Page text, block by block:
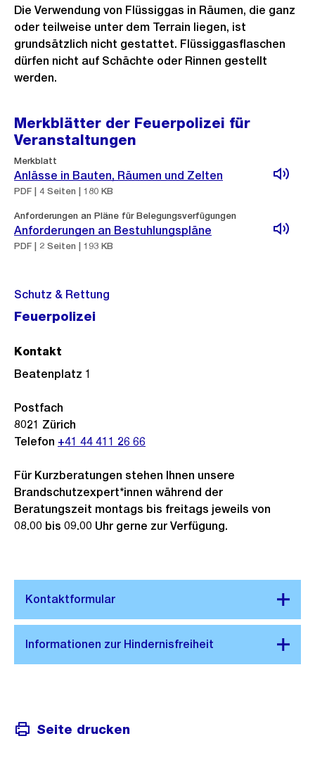
Die Verwendung von Flüssiggas in Räumen, die ganz
oder teilweise unter dem Terrain liegen, ist
grundsätzlich nicht gestattet. Flüssiggasflaschen
dürfen nicht auf Schächte oder Rinnen gestellt
werden.
Merkblätter der Feuerpolizei für
Veranstaltungen
Merkblatt
Anlässe in Bauten, Räumen und Zelten
PDF | 4 Seiten | 180 KB
Anforderungen an Pläne für Belegungsverfügungen
Anforderungen an Bestuhlungspläne
PDF | 2 Seiten | 193 KB
Schutz & Rettung
Feuerpolizei
Für Kurzberatungen stehen Ihnen unsere
Brandschutzexpert*innen während der
Beratungszeit montags bis freitags jeweils von
08.00 bis 09.00 Uhr gerne zur Verfügung.
Kontakt
Beatenplatz 1
Postfach
8021 Zürich
Telefon +41 44 411 26 66
Seite drucken